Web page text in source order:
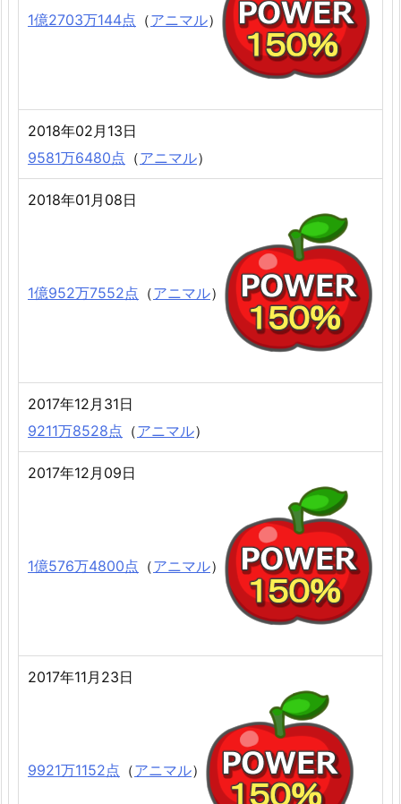
1億2703万144点 （アニマル）
2018年02月13日
9581万6480点 （アニマル）
2018年01月08日
1億952万7552点 （アニマル）
2017年12月31日
9211万8528点 （アニマル）
2017年12月09日
1億576万4800点 （アニマル）
2017年11月23日
9921万1152点 （アニマル）